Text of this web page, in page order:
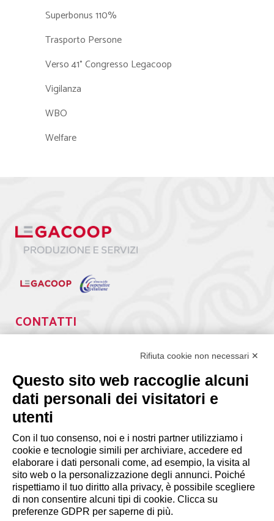
Superbonus 110%
Trasporto Persone
Verso 41° Congresso Legacoop
Vigilanza
WBO
Welfare
CONTATTI
segreteria@lps.coop
INFORMAZIONI
Disclaimer
Rifiuta cookie non necessari ✕
Questo sito web raccoglie alcuni
dati personali dei visitatori e
utenti
Con il tuo consenso, noi e i nostri partner utilizziamo i
cookie e tecnologie simili per archiviare, accedere ed
elaborare i dati personali come, ad esempio, la visita al
sito web o la personalizzazione degli annunci. Poiché
rispettiamo il tuo diritto alla privacy, è possibile scegliere
di non consentire alcuni tipi di cookie. Clicca su
preferenze GDPR per saperne di più.